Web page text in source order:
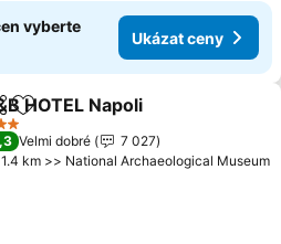
vyberte
Ukázat ceny
Přidat na seznam oblíbených
HOTEL Napoli
hvězdiček
Velmi dobré
7 027
1.4 km >> National Archaeological Museum